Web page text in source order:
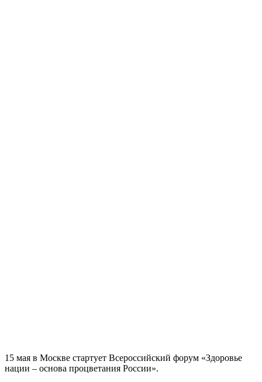
15 мая в Москве стартует Всероссийский форум «Здоровье
нации – основа процветания России».